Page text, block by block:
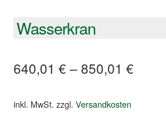
Wasserkran
640,01 € – 850,01 €
inkl. MwSt. zzgl. Versandkosten